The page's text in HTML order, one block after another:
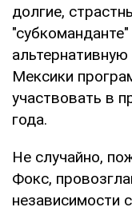
долгие,
Мексики
участвовать в
года.
Не случайно,
Фокс,
независимости